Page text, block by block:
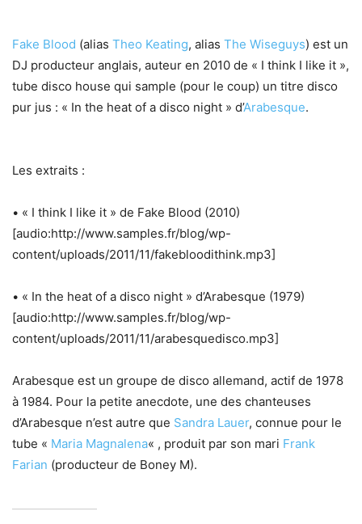
Fake Blood (alias Theo Keating, alias The Wiseguys) est un
DJ producteur anglais, auteur en 2010 de « I think I like it »,
tube disco house qui sample (pour le coup) un titre disco
pur jus : « In the heat of a disco night » d’Arabesque.
Les extraits :
• « I think I like it » de Fake Blood (2010)
[audio:http://www.samples.fr/blog/wp-
content/uploads/2011/11/fakebloodithink.mp3]
• « In the heat of a disco night » d’Arabesque (1979)
[audio:http://www.samples.fr/blog/wp-
content/uploads/2011/11/arabesquedisco.mp3]
Arabesque est un groupe de disco allemand, actif de 1978
à 1984. Pour la petite anecdote, une des chanteuses
d’Arabesque n’est autre que Sandra Lauer, connue pour le
tube « Maria Magnalena« , produit par son mari Frank
Farian (producteur de Boney M).